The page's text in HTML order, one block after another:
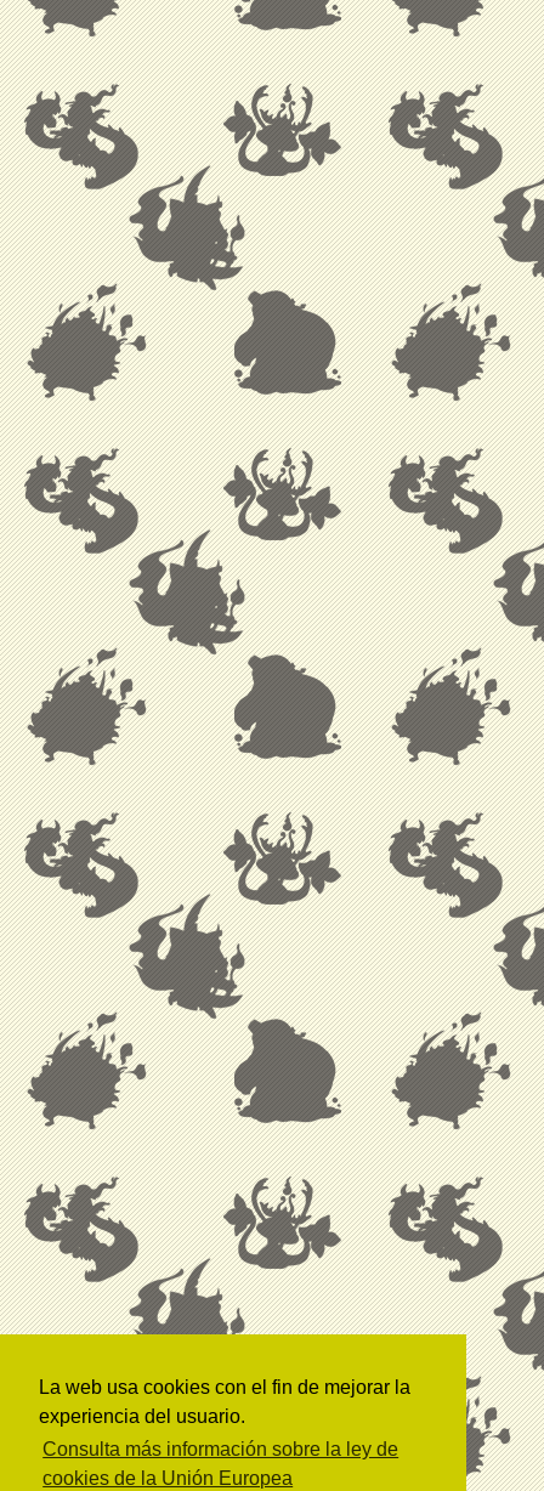
La web usa cookies con el fin de mejorar la
experiencia del usuario.
Consulta más información sobre la ley de
cookies de la Unión Europea